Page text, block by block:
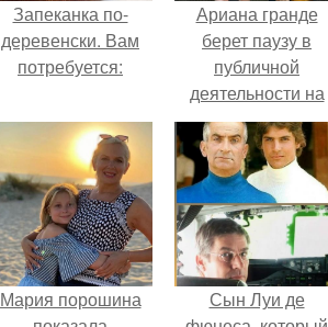
Запеканка по-
деревенски. Вам
потребуется:
Ариана гранде
берет паузу в
публичной
деятельности на
фоне слухов о
своем здоровье.
Мария порошина
Сын Луи де